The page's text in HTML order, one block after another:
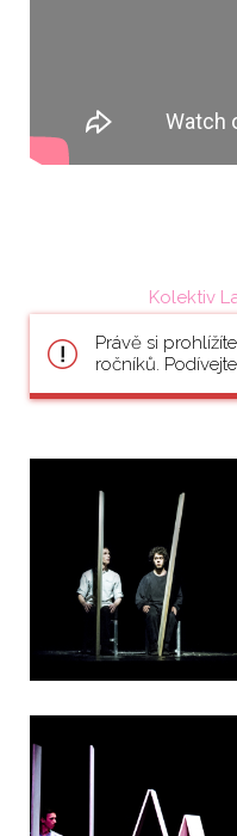
Kolektiv
Právě si
ročníků.